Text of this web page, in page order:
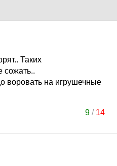
Таких
сожать..
воровать на игрушечные
9 / 14